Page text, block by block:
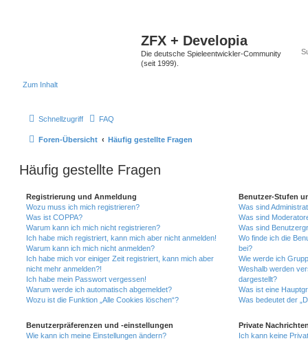
ZFX + Developia
Die deutsche Spieleentwickler-Community
(seit 1999).
Zum Inhalt
Schnellzugriff FAQ
Foren-Übersicht Häufig gestellte Fragen
Häufig gestellte Fragen
Registrierung und Anmeldung
Wozu muss ich mich registrieren?
Was ist COPPA?
Warum kann ich mich nicht registrieren?
Ich habe mich registriert, kann mich aber nicht anmelden!
Warum kann ich mich nicht anmelden?
Ich habe mich vor einiger Zeit registriert, kann mich aber
nicht mehr anmelden?!
Ich habe mein Passwort vergessen!
Warum werde ich automatisch abgemeldet?
Wozu ist die Funktion „Alle Cookies löschen“?
Benutzerpräferenzen und -einstellungen
Wie kann ich meine Einstellungen ändern?
Benutzer-Stufen
Was sind
Was sind
Was sind
Wo finde ich die
bei?
Wie werde ich
Weshalb werden
dargestellt?
Was ist eine
Was bedeutet der
Private
Ich kann keine